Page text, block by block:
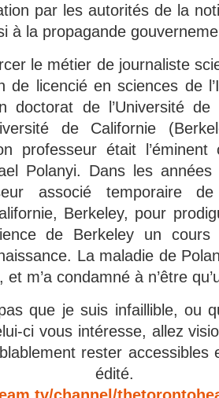
par les autorités de la
à la propagande
le métier de journaliste
de licencié en sciences de
doctorat de l’Université
de Californie
professeur était
Polanyi. Dans les
associé temporaire
Berkeley, pour
de Berkeley un cours
La maladie de
et m’a condamné à n’être
que je suis infaillible, ou
ci vous intéresse, allez
rester accessibles
édité.